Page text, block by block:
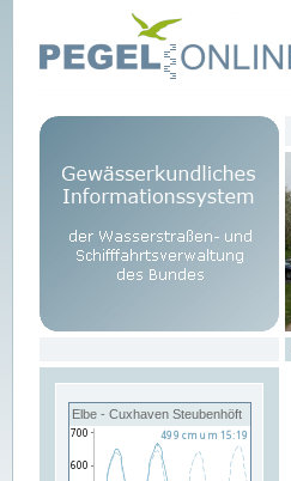
Elbe - Cuxhaven Steubenhöft